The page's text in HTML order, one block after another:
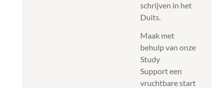
schrijven in het
Duits.
Maak met
behulp van onze
Study
Support een
vruchtbare start